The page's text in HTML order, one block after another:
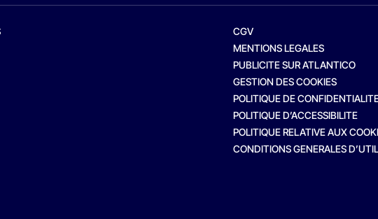
CGV
MENTIONS LEGALES
PUBLICITE SUR ATLANTICO
GESTION DES COOKIES
POLITIQUE DE
POLITIQUE D’ACCESSIBILITE
POLITIQUE RELATIVE AUX
CONDITIONS GENERALES